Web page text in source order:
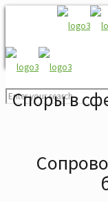
Споры в